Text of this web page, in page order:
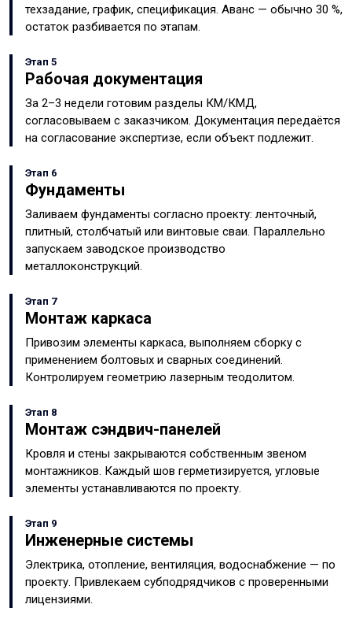
техзадание, график, спецификация. Аванс — обычно 30 %,
остаток разбивается по этапам.
Этап 5
Рабочая документация
За 2–3 недели готовим разделы КМ/КМД,
согласовываем с заказчиком. Документация передаётся
на согласование экспертизе, если объект подлежит.
Этап 6
Фундаменты
Заливаем фундаменты согласно проекту: ленточный,
плитный, столбчатый или винтовые сваи. Параллельно
запускаем заводское производство
металлоконструкций.
Этап 7
Монтаж каркаса
Привозим элементы каркаса, выполняем сборку с
применением болтовых и сварных соединений.
Контролируем геометрию лазерным теодолитом.
Этап 8
Монтаж сэндвич-панелей
Кровля и стены закрываются собственным звеном
монтажников. Каждый шов герметизируется, угловые
элементы устанавливаются по проекту.
Этап 9
Инженерные системы
Электрика, отопление, вентиляция, водоснабжение — по
проекту. Привлекаем субподрядчиков с проверенными
лицензиями.